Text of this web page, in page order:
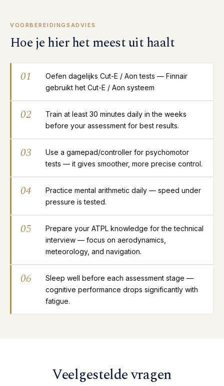
VOORBEREIDINGSADVIES
Hoe je hier het meest uit haalt
01
Oefen dagelijks Cut-E / Aon tests — Finnair
gebruikt het Cut-E / Aon systeem
02
Train at least 30 minutes daily in the weeks
before your assessment for best results.
03
Use a gamepad/controller for psychomotor
tests — it gives smoother, more precise control.
04
Practice mental arithmetic daily — speed under
pressure is tested.
05
Prepare your ATPL knowledge for the technical
interview — focus on aerodynamics,
meteorology, and navigation.
06
Sleep well before each assessment stage —
cognitive performance drops significantly with
fatigue.
Veelgestelde vragen